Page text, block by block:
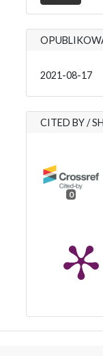
2021-08-17
CITED BY /
0